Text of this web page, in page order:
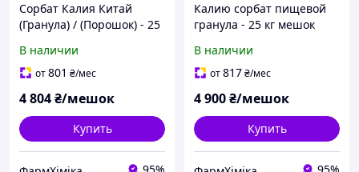
Сорбат Калия Китай
(Гранула) / (Порошок) - 25
В наличии
от801 ₴/мес
4 804₴/мешок
Купить
Калию сорбат пищевой
гранула - 25 кг мешок
В наличии
от817₴/мес
4 900₴/мешок
Купить